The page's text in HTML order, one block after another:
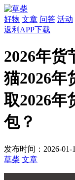
好物 文章 问答 活动
返利APP下载
2026年货
猫2026年
取2026年
包？
发布时间：2026-01-
草柴 文章